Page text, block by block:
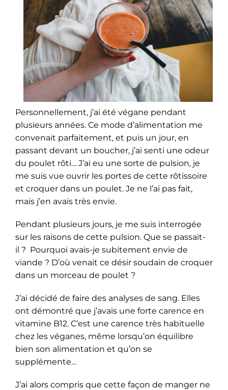
Personnellement, j’ai été végane pendant
plusieurs années. Ce mode d’alimentation me
convenait parfaitement, et puis un jour, en
passant devant un boucher, j’ai senti une odeur
du poulet rôti… J’ai eu une sorte de pulsion, je
me suis vue ouvrir les portes de cette rôtissoire
et croquer dans un poulet. Je ne l’ai pas fait,
mais j’en avais très envie.
Pendant plusieurs jours, je me suis interrogée
sur les raisons de cette pulsion. Que se passait-
il ? Pourquoi avais-je subitement envie de
viande ? D’où venait ce désir soudain de croquer
dans un morceau de poulet ?
J’ai décidé de faire des analyses de sang. Elles
ont démontré que j’avais une forte carence en
vitamine B12. C’est une carence très habituelle
chez les véganes, même lorsqu’on équilibre
bien son alimentation et qu’on se
supplémente…
J’ai alors compris que cette façon de manger ne